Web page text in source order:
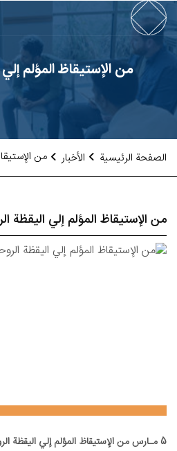
من الإستيقاظ المؤلم
الصفحة الرئيسية الأخبار من
من الإستيقاظ المؤلم إلي اليقظة
5 مـارس من الإستيقاظ المؤلم إلي اليقظة الروحانية